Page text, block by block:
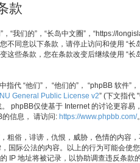
款
，“我们的”，“长岛中文圈”，“https://
不同意以下条款，请停止访问和使用 “长
这些条款，您在条款改变后继续使用 “长
代 “他们”， “他们的”， “phpBB 软件”
General Public License v2” (下文指代
。 phpBB仅使基于 Internet 的讨论更容易
信息， 请访问: https://www.phpbb.com/
粗俗，诽谤，仇恨，威胁，色情的内容
国际公法的内容。以上的行为可能会使
IP 地址将被记录，以协助调查违反条款